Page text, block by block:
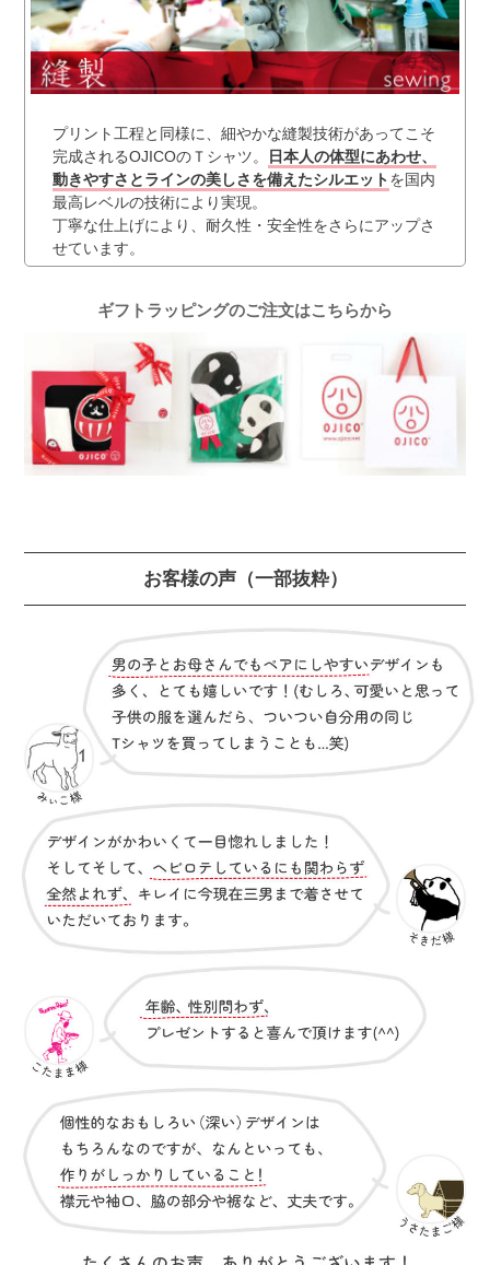
プリント工程と同様に、細やかな縫製技術があってこそ
完成されるOJICOのＴシャツ。
日本人の体型にあわせ、
動きやすさとラインの美しさを備えたシルエットを国内
最高レベルの技術により実現。
丁寧な仕上げにより、耐久性・安全性をさらにアップさ
せています。
ギフトラッピングのご注文はこちらから
お客様の声（一部抜粋）